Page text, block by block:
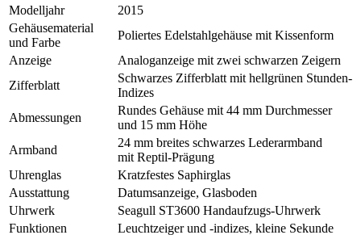
Modelljahr
2015
Gehäusematerial
und Farbe
Poliertes Edelstahlgehäuse mit Kissenform
Anzeige
Analoganzeige mit zwei schwarzen Zeigern
Zifferblatt
Schwarzes Zifferblatt mit hellgrünen Stunden-
Indizes
Abmessungen
Rundes Gehäuse mit 44 mm Durchmesser
und 15 mm Höhe
Armband
24 mm breites schwarzes Lederarmband
mit Reptil-Prägung
Uhrenglas
Kratzfestes Saphirglas
Ausstattung
Datumsanzeige, Glasboden
Uhrwerk
Seagull ST3600 Handaufzugs-Uhrwerk
Funktionen
Leuchtzeiger und -indizes, kleine Sekunde